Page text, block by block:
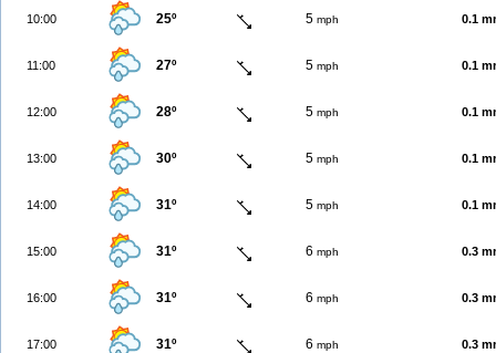
10:00 25º 5 mph 0.1
11:00 27º 5 mph 0.1
12:00 28º 5 mph 0.1
13:00 30º 5 mph 0.1
14:00 31º 5 mph 0.1
15:00 31º 6 mph 0.3
16:00 31º 6 mph 0.3
17:00 31º 6 mph 0.3